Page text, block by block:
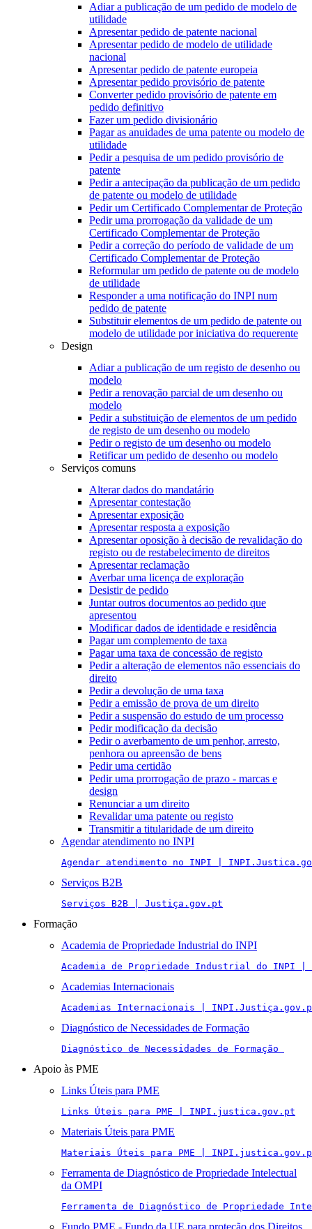
Adiar a publicação de um pedido de modelo de
utilidade
Apresentar pedido de patente nacional
Apresentar pedido de modelo de utilidade
nacional
Apresentar pedido de patente europeia
Apresentar pedido provisório de patente
Converter pedido provisório de patente em
pedido definitivo
Fazer um pedido divisionário
Pagar as anuidades de uma patente ou modelo de
utilidade
Pedir a pesquisa de um pedido provisório de
patente
Pedir a antecipação da publicação de um pedido
de patente ou modelo de utilidade
Pedir um Certificado Complementar de Proteção
Pedir uma prorrogação da validade de um
Certificado Complementar de Proteção
Pedir a correção do período de validade de um
Certificado Complementar de Proteção
Reformular um pedido de patente ou de modelo
de utilidade
Responder a uma notificação do INPI num
pedido de patente
Substituir elementos de um pedido de patente ou
modelo de utilidade por iniciativa do requerente
Design
Adiar a publicação de um registo de desenho ou
modelo
Pedir a renovação parcial de um desenho ou
modelo
Pedir a substituição de elementos de um pedido
de registo de um desenho ou modelo
Pedir o registo de um desenho ou modelo
Retificar um pedido de desenho ou modelo
Serviços comuns
Alterar dados do mandatário
Apresentar contestação
Apresentar exposição
Apresentar resposta a exposição
Apresentar oposição à decisão de revalidação do
registo ou de restabelecimento de direitos
Apresentar reclamação
Averbar uma licença de exploração
Desistir de pedido
Juntar outros documentos ao pedido que
apresentou
Modificar dados de identidade e residência
Pagar um complemento de taxa
Pagar uma taxa de concessão de registo
Pedir a alteração de elementos não essenciais do
direito
Pedir a devolução de uma taxa
Pedir a emissão de prova de um direito
Pedir a suspensão do estudo de um processo
Pedir modificação da decisão
Pedir o averbamento de um penhor, arresto,
penhora ou apreensão de bens
Pedir uma certidão
Pedir uma prorrogação de prazo - marcas e
design
Renunciar a um direito
Revalidar uma patente ou registo
Transmitir a titularidade de um direito
Agendar atendimento no INPI
Agendar atendimento no INPI |
Serviços B2B
Serviços B2B | Justiça.gov.pt
Formação
Academia de Propriedade Industrial do INPI
Academia de Propriedade Industrial do INPI
Academias Internacionais
Academias Internacionais |
Diagnóstico de Necessidades de Formação
Diagnóstico de Necessidades de Formação
Apoio às PME
Links Úteis para PME
Links Úteis para PME | INPI.justica.gov.pt
Materiais Úteis para PME
Materiais Úteis para PME |
Ferramenta de Diagnóstico de Propriedade Intelectual
da OMPI
Ferramenta de Diagnóstico de Propriedade
Fundo PME - Fundo da UE para proteção dos Direitos